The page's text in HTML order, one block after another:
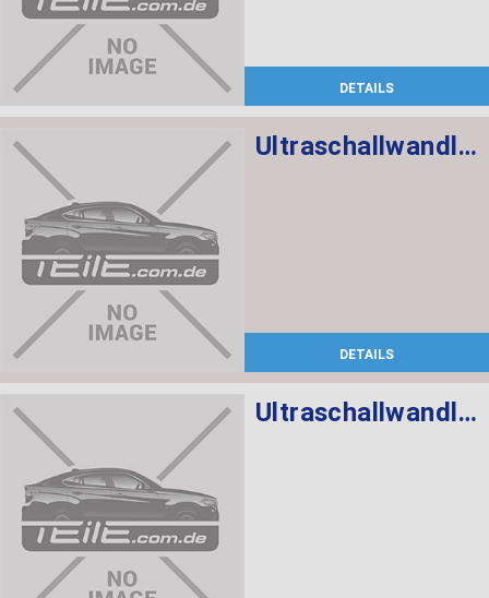
DETAILS
Ultraschallwandler Arktikgrau WC27
DETAILS
Ultraschallwandler Mineralweiss WA96